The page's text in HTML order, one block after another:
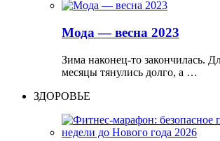
Мода — весна 2023
Зима наконец-то закончилась.
месяцы тянулись долго, а …
ЗДОРОВЬЕ